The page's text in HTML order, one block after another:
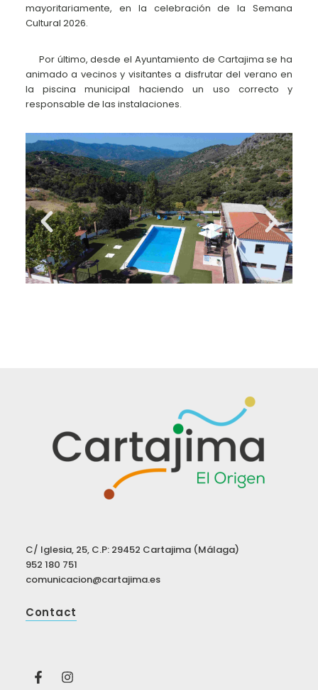
mayoritariamente, en la celebración de la Semana
Cultural 2026.
Por último, desde el Ayuntamiento de Cartajima se ha
animado a vecinos y visitantes a disfrutar del verano en
la piscina municipal haciendo un uso correcto y
responsable de las instalaciones.
C/ Iglesia, 25, C.P: 29452 Cartajima (Málaga)
952 180 751
comunicacion@cartajima.es
Contact